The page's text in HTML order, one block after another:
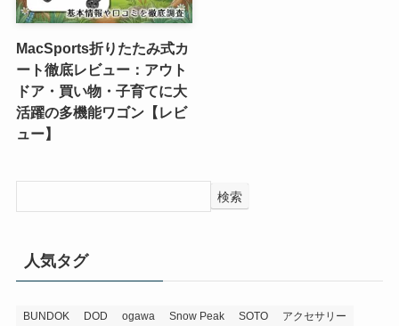
MacSports折りたたみ式カ
ート徹底レビュー：アウト
ドア・買い物・子育てに大
活躍の多機能ワゴン【レビ
ュー】
検索
人気タグ
BUNDOK DOD ogawa Snow Peak SOTO
アクセサリー